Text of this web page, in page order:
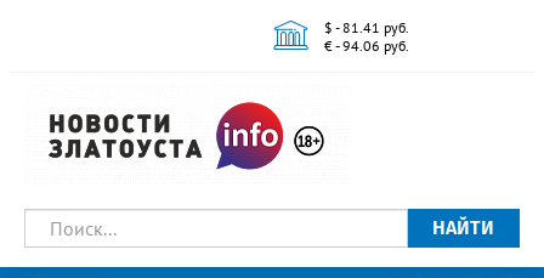
$ - 81.41 руб.
€ - 94.06 руб.
НАЙТИ